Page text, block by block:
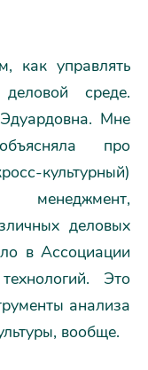
как управлять
среде.
Мне
про
культурный)
деловых
в Ассоциации
Это
анализа
вообще.